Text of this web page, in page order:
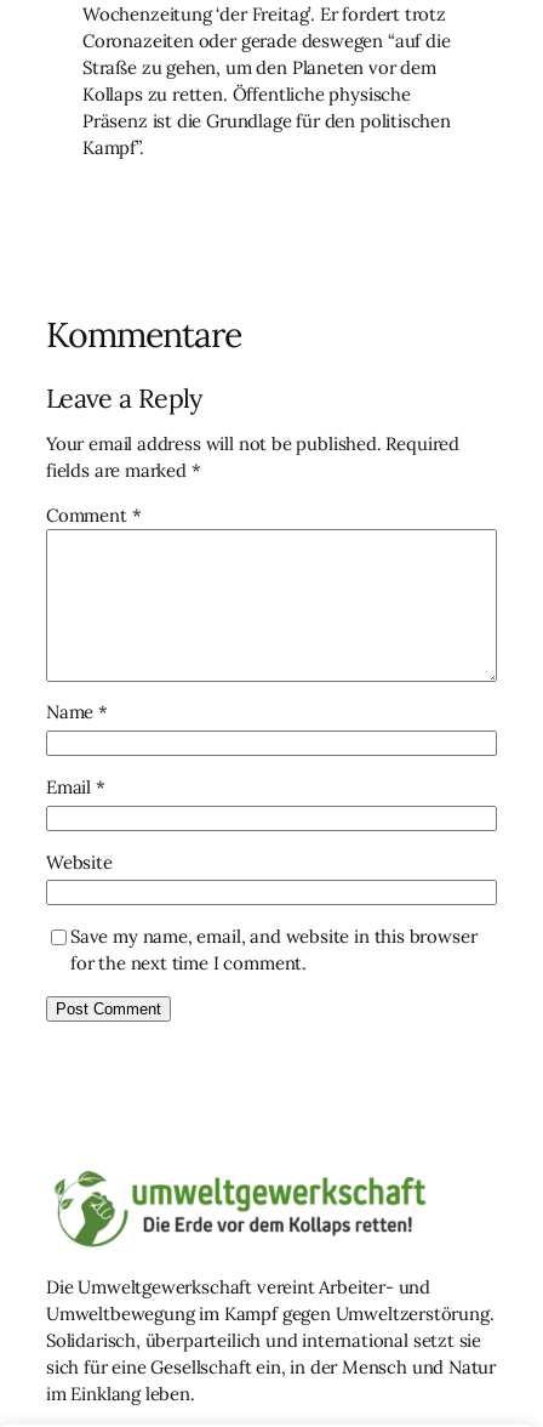
Wochenzeitung ‘der Freitag’. Er fordert trotz
Coronazeiten oder gerade deswegen “auf die
Straße zu gehen, um den Planeten vor dem
Kollaps zu retten. Öffentliche physische
Präsenz ist die Grundlage für den politischen
Kampf”.
Kommentare
Leave a Reply
Your email address will not be published. Required
fields are marked *
Comment *
Name*
Email *
Website
Save my name, email, and website in this browser
for the next time I comment.
Die Umweltgewerkschaft vereint Arbeiter- und
Umweltbewegung im Kampf gegen Umweltzerstörung.
Solidarisch, überparteilich und international setzt sie
sich für eine Gesellschaft ein, in der Mensch und Natur
im Einklang leben.